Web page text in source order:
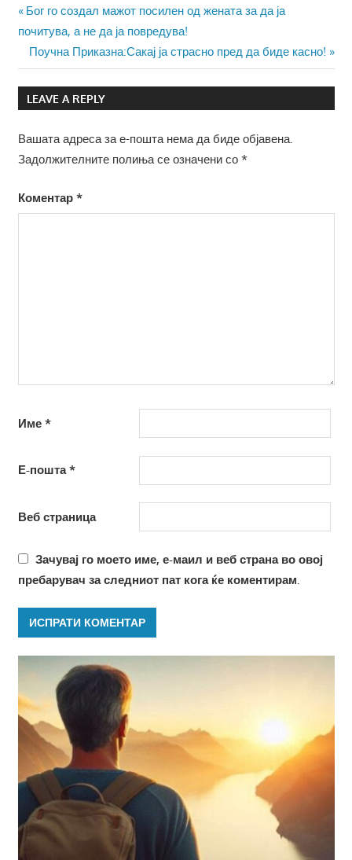
Навигација
на
напис
Previous
Post:
Бог го создал мажот посилен од жената за да ја
почитува, а не да ја повредува!
Next
Post:
Поучна Приказна:Сакај ја страсно пред да биде касно!
LEAVE A REPLY
Вашата адреса за е-пошта нема да биде објавена.
Задолжителните полиња се означени со *
Коментар *
Име *
Е-пошта*
Веб страница
Зачувај го моето име, е-маил и веб страна во овој
пребарувач за следниот пат кога ќе коментирам.